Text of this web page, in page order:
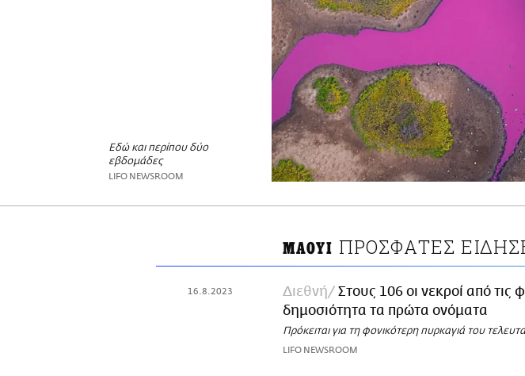
Εδώ και περίπου δύο
εβδομάδες
LIFO NEWSROOM
ΜΑΟΥΙ ΠΡΟΣΦΑΤΕΣ
16.8.2023 Διεθνή
Στους 106 οι νεκροί από τις
δημοσιότητα τα πρώτα ονόματα
Πρόκειται για τη φονικότερη πυρκαγιά του
LIFO NEWSROOM